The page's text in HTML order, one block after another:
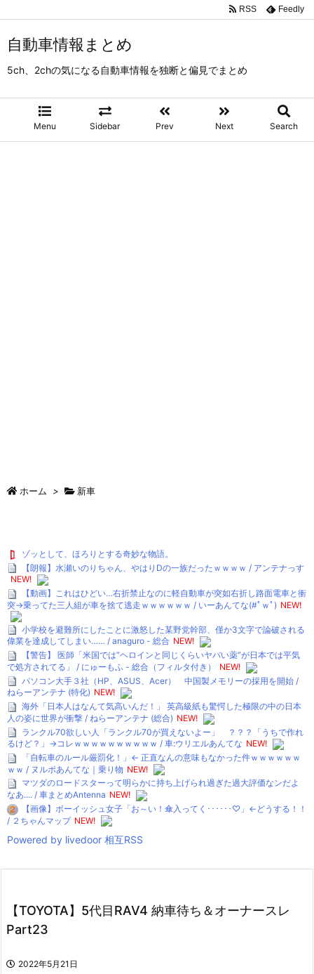
自動車情報まとめ
5ch、2chの気になる自動車情報を独断と偏見でまとめ
Menu Sidebar Prev Next Search
RSS Feedly
ホーム > 新車
ゾッとして、ほろりとする奇妙な物語。
【朗報】水瀬いのりちゃん、やはりDの一族だったｗｗｗｗ / アンテナっす
NEW!
【動画】これはひどい…右折禁止なのに軽自動車が突如右折し路面電車と衝
突→乗ってた三人組が車を捨て逃走ｗｗｗｗｗｗ / いーあんてな(#ﾟｗﾟ) NEW!
小学校を避難所にしたことに激怒した某野党幹部、僅か3文字で論破される
偉業を達成してしまい…… / anaguro - 総合 NEW!
【警告】 医師「米国では”ヘロインと同じくらいヤバい薬”が日本では平気
で処方されてる」 / にゅーもふ - 総合（フィルタ付き）
NEW!
パソコン大手３社（HP、ASUS、Acer） 中国製メモリーの採用を開始 /
ねらーアンテナ (特化) NEW!
海外「日本人はなんて気高いんだ！」 英高級紙も驚愕した極限の中の日本
人の姿に世界が衝撃 / ねらーアンテナ (総合) NEW!
ランクル70欲しい人「ランクル70が買えないよー」 ？？？「うちで作れ
るけど？」→コレｗｗｗｗｗｗｗｗｗｗ / 車:ウリエルあんてな NEW!
「自転車のルール厳罰化！」← 正直なんの意味もなかった件ｗｗｗｗｗｗ
ｗｗ / ヌルポあんてな｜乗り物 NEW!
マツダのロードスターって明らかに持ち上げられ過ぎた過大評価なンだよ
なあ.... / 車まとめAntenna NEW!
【画像】ボーイッシュ女子「お～い！傘入ってく･･････♡」←どうする！！
/ ２ちゃんマップ NEW!
Powered by livedoor 相互RSS
【TOYOTA】5代目RAV4 納車待ち＆オーナースレ
Part23
2022年5月21日